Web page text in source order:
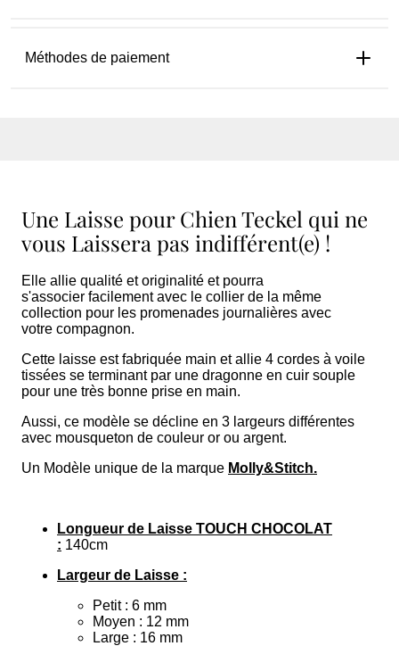
Méthodes de paiement
Une Laisse pour Chien Teckel qui ne
vous Laissera pas indifférent(e) !
Elle allie qualité et originalité et pourra
s'associer facilement avec le collier de la même
collection pour les promenades journalières avec
votre compagnon.
Cette laisse est fabriquée main et allie 4 cordes à voile
tissées se terminant par une dragonne en cuir souple
pour une très bonne prise en main.
Aussi, ce modèle se décline en 3 largeurs différentes
avec mousqueton de couleur or ou argent.
Un Modèle unique de la marque Molly&Stitch.
Longueur de Laisse TOUCH CHOCOLAT
: 140cm
Largeur de Laisse :
Petit : 6 mm
Moyen : 12 mm
Large : 16 mm